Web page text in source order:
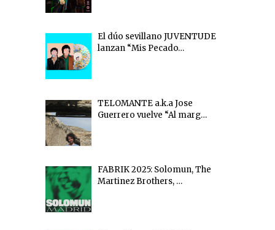
El dúo sevillano JUVENTUDE
lanzan “Mis Pecado…
TELOMANTE a.k.a Jose
Guerrero vuelve “Al marg…
FABRIK 2025: Solomun, The
Martinez Brothers, …